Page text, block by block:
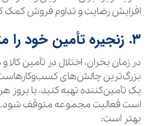
افزایش رضایت و تداوم فروش کمک
۳. زنجیره تأمین خود را متنوع کنید
در زمان بحران، اختلال در تأمین کالا و
بزرگ‌ترین چالش‌های کسب‌وکارهاست.
یک تأمین‌کننده تهیه کنید، با
است فعالیت مجموعه متوقف شود.
بهتر است: